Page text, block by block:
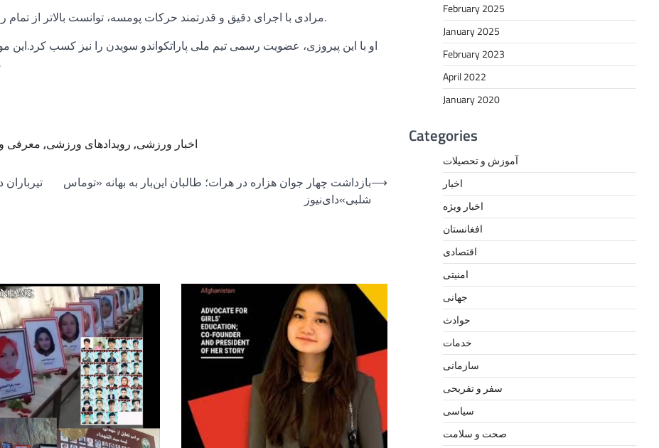
مرادی با اجرای دقیق و قدرتمند حرکات پومسه، توانست بالاتر از تمام رقبا قرار گیرد و عنوان قهرمانی این رقابت‌ها را از آن خود کند.
او با این پیروزی، عضویت رسمی تیم ملی پاراتکواندو سویدن را نیز کسب
افغانستانی—به‌ویژه جامعه هزاره—در اروپا به‌شمار می‌رود.
اخبار ورزشی, رویدادهای ورزشی, معرفی
بازداشت چهار جوان هزاره در هرات؛ طالبان این‌بار به بهانه «توماس
شلبی»دای‌نیوز
⟶
February 2025
January 2025
February 2023
April 2022
January 2020
Categories
آموزش و تحصیلات
اخبار
اخبار ویژه
افغانستان
اقتصادی
امنیتی
جهانی
حوادث
خدمات
سازمانی
سفر و تفریحی
سیاسی
صحت و سلامت